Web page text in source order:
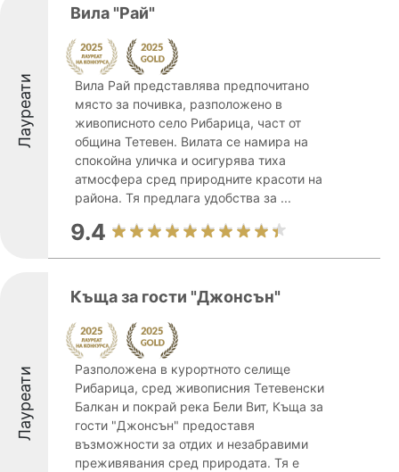
Лауреати
Вила "Рай"
Вила Рай представлява предпочитано
място за почивка, разположено в
живописното село Рибарица, част от
община Тетевен. Вилата се намира на
спокойна уличка и осигурява тиха
атмосфера сред природните красоти на
района. Тя предлага удобства за ...
9.4
Лауреати
Къща за гости "Джонсън"
Разположена в курортното селище
Рибарица, сред живописния Тетевенски
Балкан и покрай река Бели Вит, Къща за
гости "Джонсън" предоставя
възможности за отдих и незабравими
преживявания сред природата. Тя е